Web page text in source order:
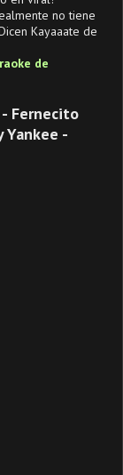
no tiene
Kayaaate de
de
Fernecito
Yankee -